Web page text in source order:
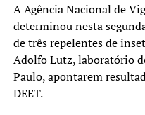
Pneumocócica:
Tríplice Viral: 95%
HPV e sarampo
Além da atualização das
A Agência Nacional de
determinou nesta
de três repelentes de
Adolfo Lutz, laboratório
Paulo, apontarem
DEET.